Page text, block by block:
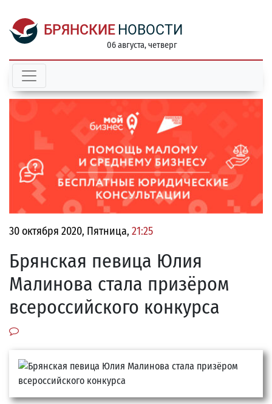
БРЯНСКИЕ НОВОСТИ
06 августа, четверг
30 октября 2020, Пятница, 21:25
Брянская певица Юлия
Малинова стала призёром
всероссийского конкурса